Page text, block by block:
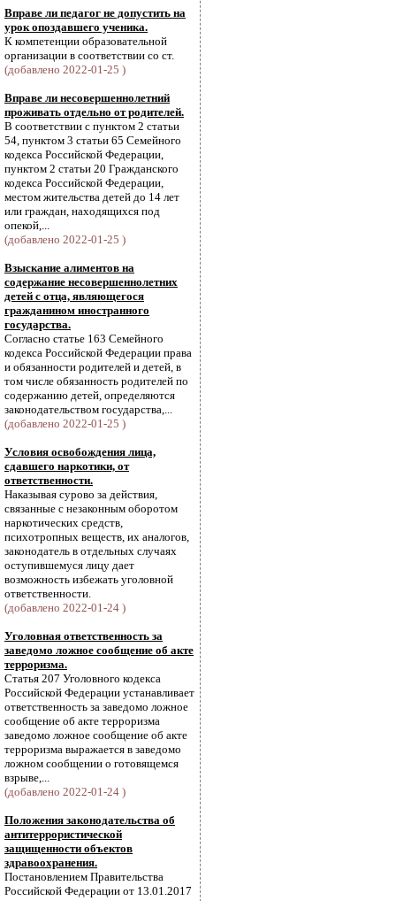
Вправе ли педагог не допустить на
урок опоздавшего ученика.
К компетенции образовательной
организации в соответствии со ст.
(добавлено 2022-01-25 )
Вправе ли несовершеннолетний
проживать отдельно от родителей.
В соответствии с пунктом 2 статьи
54, пунктом 3 статьи 65 Семейного
кодекса Российской Федерации,
пунктом 2 статьи 20 Гражданского
кодекса Российской Федерации,
местом жительства детей до 14 лет
или граждан, находящихся под
опекой,...
(добавлено 2022-01-25 )
Взыскание алиментов на
содержание несовершеннолетних
детей с отца, являющегося
гражданином иностранного
государства.
Согласно статье 163 Семейного
кодекса Российской Федерации права
и обязанности родителей и детей, в
том числе обязанность родителей по
содержанию детей, определяются
законодательством государства,...
(добавлено 2022-01-25 )
Условия освобождения лица,
сдавшего наркотики, от
ответственности.
Наказывая сурово за действия,
связанные с незаконным оборотом
наркотических средств,
психотропных веществ, их аналогов,
законодатель в отдельных случаях
оступившемуся лицу дает
возможность избежать уголовной
ответственности.
(добавлено 2022-01-24 )
Уголовная ответственность за
заведомо ложное сообщение об акте
терроризма.
Статья 207 Уголовного кодекса
Российской Федерации устанавливает
ответственность за заведомо ложное
сообщение об акте терроризма
заведомо ложное сообщение об акте
терроризма выражается в заведомо
ложном сообщении о готовящемся
взрыве,...
(добавлено 2022-01-24 )
Положения законодательства об
антитеррористической
защищенности объектов
здравоохранения.
Постановлением Правительства
Российской Федерации от 13.01.2017